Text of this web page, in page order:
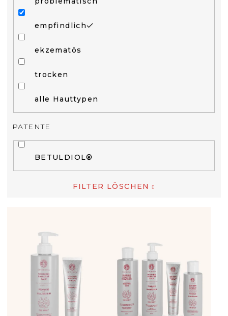
empfindlich
ekzematös
trocken
alle Hauttypen
PATENTE
BETULDIOL®
FILTER LÖSCHEN